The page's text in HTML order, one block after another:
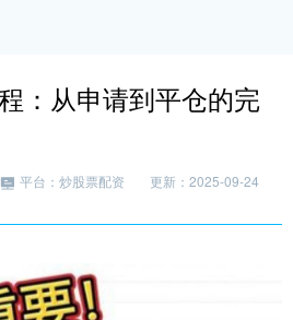
：从申请到平仓的完
平台：炒股票配资
更新：2025-09-24